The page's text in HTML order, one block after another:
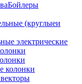
Бойлеры
электрические
колонки